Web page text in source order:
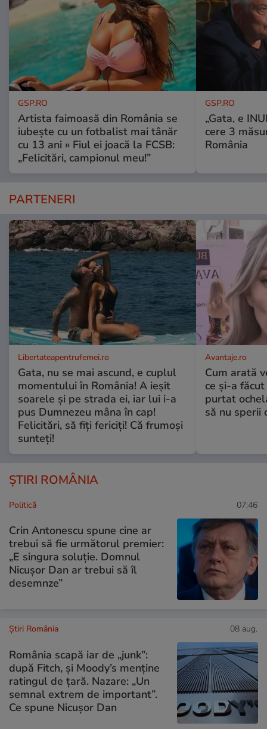
GSP.RO
Artista faimoasă din România se
iubește cu un fotbalist mai tânăr
cu 13 ani » Fiul ei joacă la FCSB:
„Felicitări, campionul meu!”
GSP.RO
„Gata, e
cere 3
România
PARTENERI
Libertateapentrufemei.ro
Gata, nu se mai ascund, e cuplul
momentului în România! A ieșit
soarele și pe strada ei, iar lui i-a
pus Dumnezeu mâna în cap!
Felicitări, să fiți fericiți! Că frumoși
sunteți!
Avantaje.ro
Cum arată
ce și-a
purtat
să nu sperii
ȘTIRI ROMÂNIA
Politică 07:46
Crin Antonescu spune cine ar
trebui să fie următorul premier:
„E singura soluție. Domnul
Nicușor Dan ar trebui să îl
desemnze”
Știri România 08 aug.
România scapă iar de „junk”:
după Fitch, și Moody’s menține
ratingul de țară. Nazare: „Un
semnal extrem de important”.
Ce spune Nicușor Dan